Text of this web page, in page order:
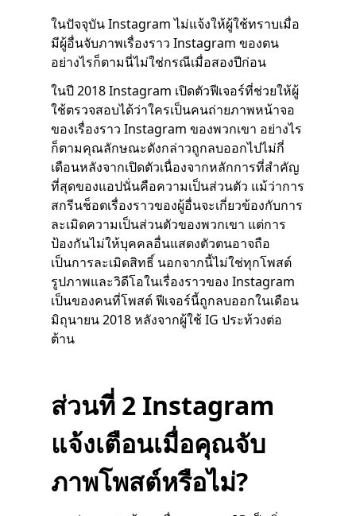
ในปัจจุบัน Instagram ไม่แจ้งให้ผู้ใช้ทราบเมื่อ
มีผู้อื่นจับภาพเรื่องราว Instagram ของตน
อย่างไรก็ตามนี่ไม่ใช่กรณีเมื่อสองปีก่อน
ในปี 2018 Instagram เปิดตัวฟีเจอร์ที่ช่วยให้ผู้
ใช้ตรวจสอบได้ว่าใครเป็นคนถ่ายภาพหน้าจอ
ของเรื่องราว Instagram ของพวกเขา อย่างไร
ก็ตามคุณลักษณะดังกล่าวถูกลบออกไปไม่กี่
เดือนหลังจากเปิดตัวเนื่องจากหลักการที่สำคัญ
ที่สุดของแอปนั่นคือความเป็นส่วนตัว แม้ว่าการ
สกรีนช็อตเรื่องราวของผู้อื่นจะเกี่ยวข้องกับการ
ละเมิดความเป็นส่วนตัวของพวกเขา แต่การ
ป้องกันไม่ให้บุคคลอื่นแสดงตัวตนอาจถือ
เป็นการละเมิดสิทธิ์ นอกจากนี้ไม่ใช่ทุกโพสต์
รูปภาพและวิดีโอในเรื่องราวของ Instagram
เป็นของคนที่โพสต์ ฟีเจอร์นี้ถูกลบออกในเดือน
มิถุนายน 2018 หลังจากผู้ใช้ IG ประท้วงต่อ
ต้าน
ส่วนที่ 2 Instagram
แจ้งเตือนเมื่อคุณจับ
ภาพโพสต์หรือไม่?